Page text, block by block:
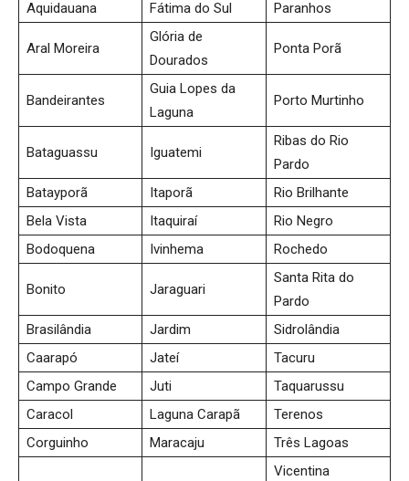
Aquidauana
Fátima do Sul Paranhos
Aral Moreira
Glória de
Dourados
Ponta Porã
Bandeirantes
Guia Lopes da
Laguna
Porto Murtinho
Bataguassu Iguatemi
Ribas do Rio
Pardo
Batayporã
Itaporã
Rio Brilhante
Bela Vista
Itaquiraí
Rio Negro
Bodoquena
Ivinhema Rochedo
Bonito Jaraguari
Santa Rita do
Pardo
Brasilândia
Jardim
Sidrolândia
Caarapó
Jateí
Tacuru
Campo Grande
Juti
Taquarussu
Caracol
Laguna Carapã
Terenos
Corguinho
Maracaju
Três Lagoas
Vicentina